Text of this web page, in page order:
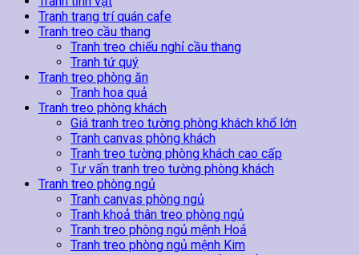
Tranh trang trí quán cafe
Tranh treo cầu thang
Tranh treo chiếu nghỉ cầu thang
Tranh tứ quý
Tranh treo phòng ăn
Tranh hoa quả
Tranh treo phòng khách
Giá tranh treo tường phòng khách khổ lớn
Tranh canvas phòng khách
Tranh treo tường phòng khách cao cấp
Tư vấn tranh treo tường phòng khách
Tranh treo phòng ngủ
Tranh canvas phòng ngủ
Tranh khoả thân treo phòng ngủ
Tranh treo phòng ngủ mệnh Hoả
Tranh treo phòng ngủ mệnh Kim